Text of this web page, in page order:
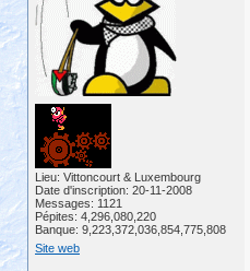
Lieu: Vittoncourt & Luxembourg
Date d'inscription: 20-11-2008
Messages: 1121
Pépites: 4,296,080,220
Banque: 9,223,372,036,854,775,808
Site web